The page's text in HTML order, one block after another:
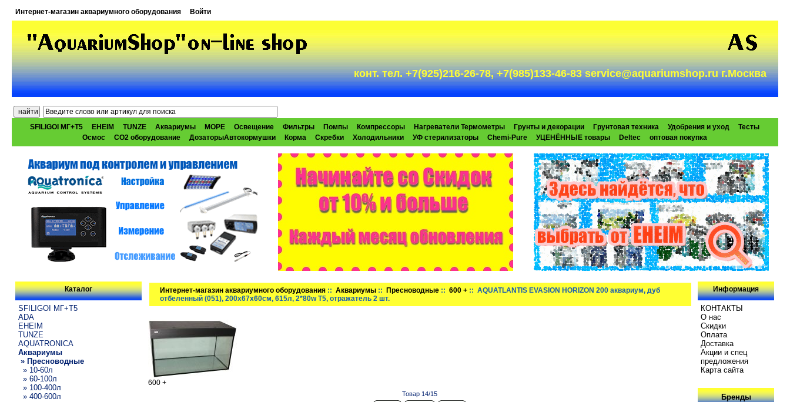
Интернет-магазин аквариумного оборудования Войти
конт. тел. +7(925)216-26-78, +7(985)133-46-83 service@aquariumshop.ru г.Москва
SFILIGOI МГ+Т5 EHEIM TUNZE Аквариумы МОРЕ Освещение Фильтры Помпы Компрессоры Нагреватели Термометры Грунты и декорации Грунтовая техника Удобрения и уход
Тесты
Осмос
CO2 оборудование ДозаторыАвтокормушки Корма Скребки Холодильники УФ стерилизаторы Chemi-Pure УЦЕНЁННЫЕ товары Deltec оптовая покупка
Каталог
SFILIGOI МГ+Т5
ADA
EHEIM
TUNZE
AQUATRONICA
Аквариумы
» Пресноводные
» 10-60л
» 60-100л
» 100-400л
» 400-600л
Интернет-магазин аквариумного оборудования ::Аквариумы :: Пресноводные ::600 + :: AQUATLANTIS EVASION HORIZON 200 аквариум, дуб
отбеленный (051), 200х67х60см, 615л, 2*80w T5, отражатель 2 шт.
600 +
Товар 14/15
Информация
КОНТАКТЫ
О нас
Скидки
Oплатa
Доставка
Акции и спец
предложения
Карта сайта
Бренды